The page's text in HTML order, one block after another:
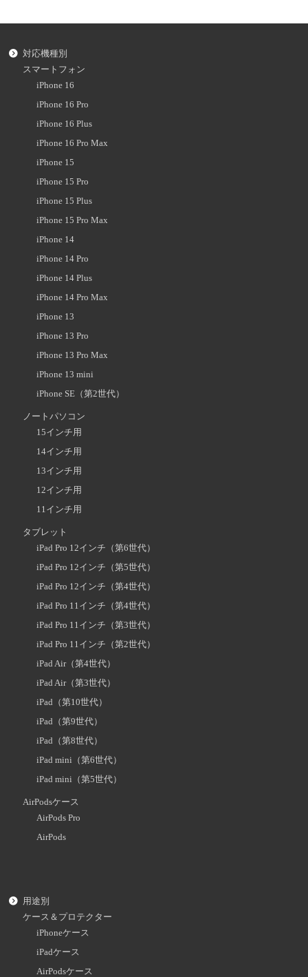
対応機種別
スマートフォン
iPhone 16
iPhone 16 Pro
iPhone 16 Plus
iPhone 16 Pro Max
iPhone 15
iPhone 15 Pro
iPhone 15 Plus
iPhone 15 Pro Max
iPhone 14
iPhone 14 Pro
iPhone 14 Plus
iPhone 14 Pro Max
iPhone 13
iPhone 13 Pro
iPhone 13 Pro Max
iPhone 13 mini
iPhone SE（第2世代）
ノートパソコン
15インチ用
14インチ用
13インチ用
12インチ用
11インチ用
タブレット
iPad Pro 12インチ（第6世代）
iPad Pro 12インチ（第5世代）
iPad Pro 12インチ（第4世代）
iPad Pro 11インチ（第4世代）
iPad Pro 11インチ（第3世代）
iPad Pro 11インチ（第2世代）
iPad Air（第4世代）
iPad Air（第3世代）
iPad（第10世代）
iPad（第9世代）
iPad（第8世代）
iPad mini（第6世代）
iPad mini（第5世代）
AirPodsケース
AirPods Pro
AirPods
用途別
ケース＆プロテクター
iPhoneケース
iPadケース
AirPodsケース